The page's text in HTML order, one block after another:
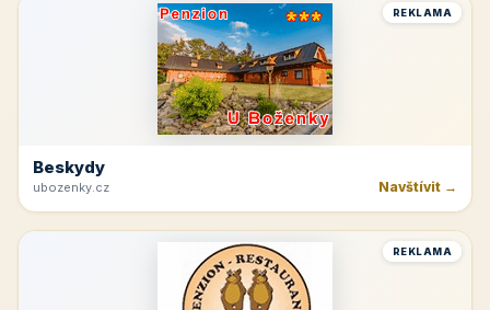
REKLAMA
Beskydy
ubozenky.cz Navštívit →
REKLAMA